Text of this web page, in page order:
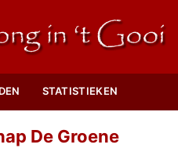
STATISTIEKEN
De Groene